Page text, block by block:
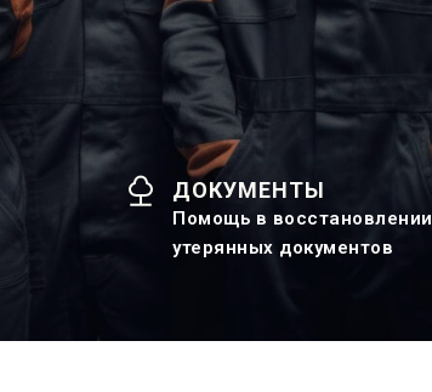
ДОКУМЕНТЫ
Помощь в восстановлении
утерянных документов